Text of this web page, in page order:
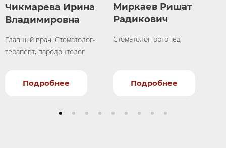
Чикмарева Ирина
Владимировна
Главный врач. Стоматолог-
терапевт, пародонтолог
Подробнее
Миркаев Ришат
Радикович
Стоматолог-ортопед
Подробнее